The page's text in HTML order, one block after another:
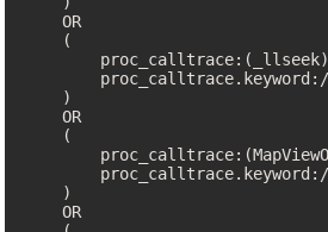
    OR
    (
    )
    OR
    (
    )
    OR